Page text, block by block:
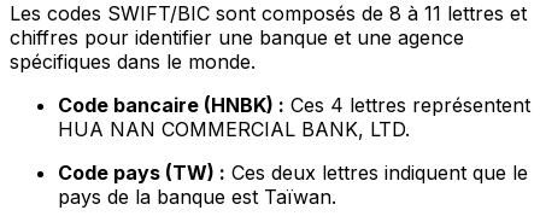
Les codes SWIFT/BIC sont composés de 8 à 11 lettres et
chiffres pour identifier une banque et une agence
spécifiques dans le monde.
Code bancaire (HNBK) : Ces 4 lettres représentent
HUA NAN COMMERCIAL BANK, LTD.
Code pays (TW) : Ces deux lettres indiquent que le
pays de la banque est Taïwan.